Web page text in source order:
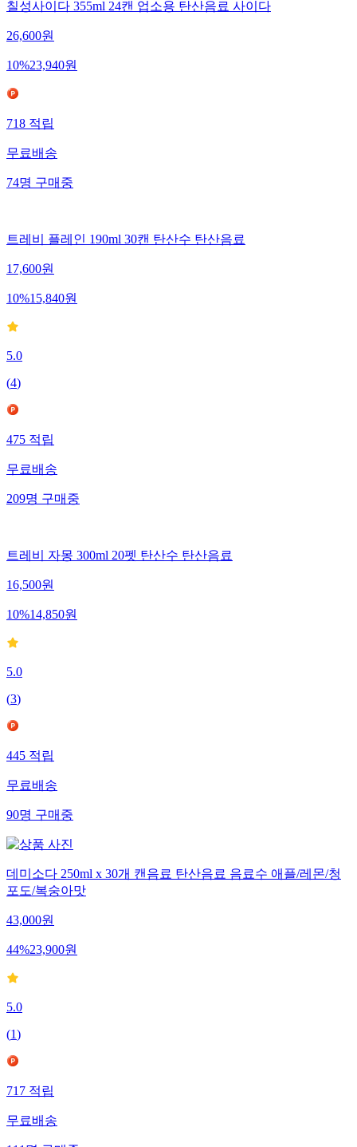
칠성사이다 355ml 24캔 업소용 탄산음료 사이다
26,600원
10%23,940원
718적립
무료배송
74명구매중
트레비 플레인 190ml 30캔 탄산수 탄산음료
17,600원
10%15,840원
5.0
(4)
475적립
무료배송
209명구매중
트레비 자몽 300ml 20펫 탄산수 탄산음료
16,500원
10%14,850원
5.0
(3)
445적립
무료배송
90명구매중
데미소다 250ml x 30개 캔음료 탄산음료 음료수 애플/레몬/청
포도/복숭아맛
43,000원
44%23,900원
5.0
(1)
717적립
무료배송